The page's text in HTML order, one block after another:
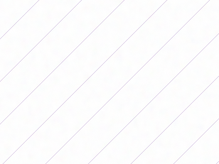
fecha 8 del Torneo
2026
- Banfield